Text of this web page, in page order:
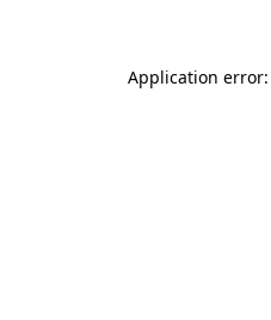
Application